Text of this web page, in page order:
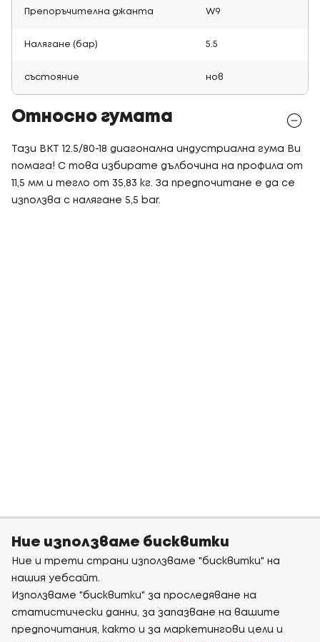
Препоръчителна джанта W9
Налягане (бар) 5.5
състояние нов
Относно гумата
Тази BKT 12.5/80-18 диагонална индустриална гума Ви
помага! С това избирате дълбочина на профила от
11,5 мм и тегло от 35,83 кг. За предпочитане е да се
използва с налягане 5,5 bar.
Ние използваме бисквитки
Ние и трети страни използваме "бисквитки" на
нашия уебсайт.
Използваме "бисквитки" за проследяване на
статистически данни, за запазване на вашите
предпочитания, както и за маркетингови цели и